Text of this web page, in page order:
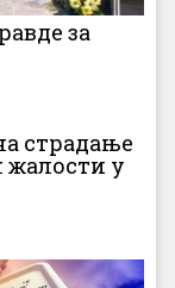
за
страдање
жалости у